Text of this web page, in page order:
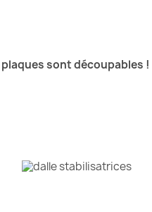
sont découpables !